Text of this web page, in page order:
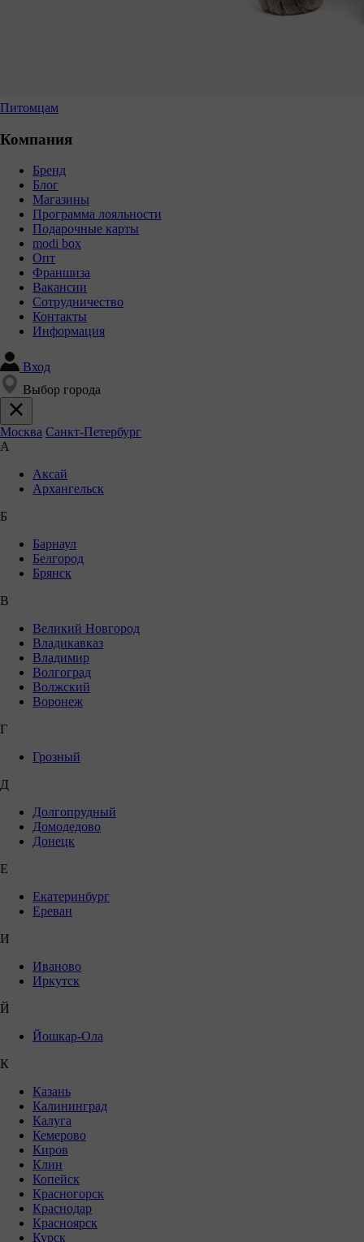
Питомцам
Компания
Бренд
Блог
Магазины
Программа лояльности
Подарочные карты
modi box
Опт
Франшиза
Вакансии
Сотрудничество
Контакты
Информация
Вход
Выбор города
Москва Санкт-Петербург
А
Аксай
Архангельск
Б
Барнаул
Белгород
Брянск
В
Великий Новгород
Владикавказ
Владимир
Волгоград
Волжский
Воронеж
Г
Грозный
Д
Долгопрудный
Домодедово
Донецк
Е
Екатеринбург
Ереван
И
Иваново
Иркутск
Й
Йошкар-Ола
К
Казань
Калининград
Калуга
Кемерово
Киров
Клин
Копейск
Красногорск
Краснодар
Красноярск
Курск